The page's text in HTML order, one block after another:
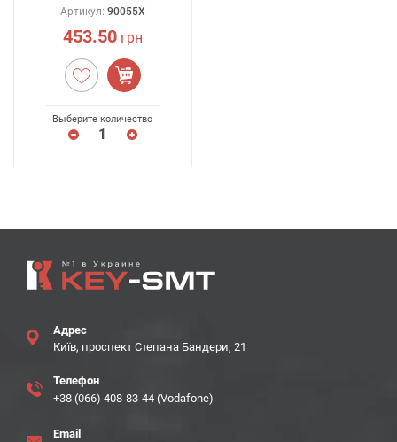
Артикул: 90055X
453.50грн
Выберите количество
Адрес
Київ, проспект Степана Бандери, 21
Телефон
+38 (066) 408-83-44 (Vodafone)
Email